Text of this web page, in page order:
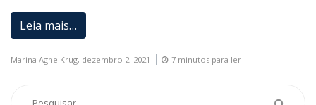
Leia mais…
Marina Agne Krug, dezembro 2, 2021 7 minutos para ler